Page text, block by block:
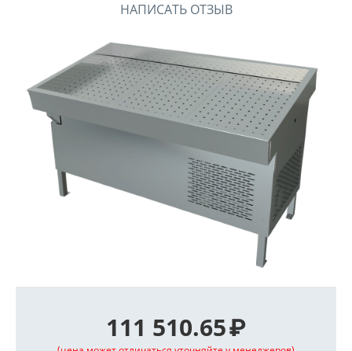
НАПИСАТЬ ОТЗЫВ
111 510.65₽